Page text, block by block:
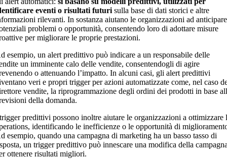
eventi o risultati futuri sulla base di dati storici e altre
rilevanti. In sostanza aiutano le organizzazioni ad anticipare
problemi o opportunità, consentendo loro di adottare misure
per migliorare le proprie prestazioni.
esempio, un alert predittivo può indicare a un responsabile delle
un imminente calo delle vendite, consentendogli di agire
o attenuando l’impatto. In alcuni casi, gli alert predittivi
veri e propri trigger per azioni automatizzate come, nel caso
vendite, la riprogrammazione degli ordini dei prodotti in base
della domanda.
predittivi possono inoltre aiutare le organizzazioni a ottimizzare
identificando le inefficienze o le opportunità di
esempio, quando una campagna di marketing ha un basso tasso di
un trigger predittivo può innescare una modifica della
ottenere risultati migliori.